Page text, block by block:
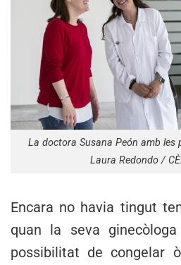
La doctora Susana Peón amb les
Laura Redondo /
Encara no havia tingut
quan la seva
possibilitat de congelar